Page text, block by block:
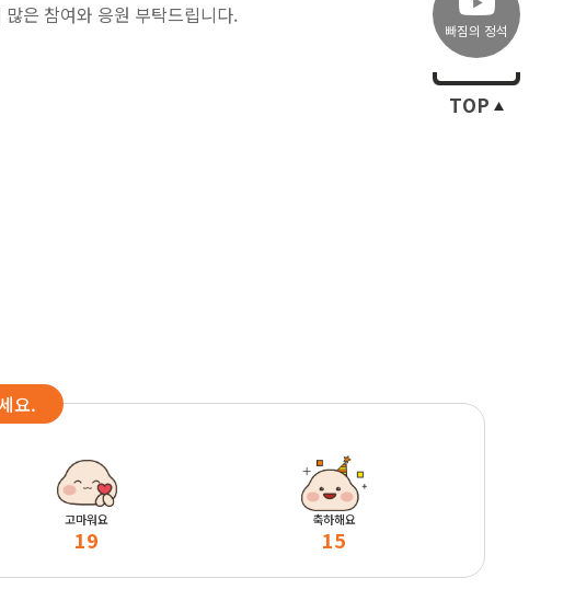
은 참여와 응원 부탁드립니다.
요.
고마워요
19
축하해요
15
빠짐의 정석
TOP